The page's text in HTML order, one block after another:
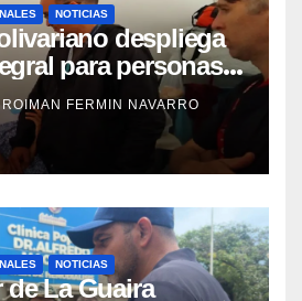
NOTICIAS
despliega
para personas
en
de La Guaira
ROIMAN FERMIN NAVARRO
NOTICIAS
La Guaira